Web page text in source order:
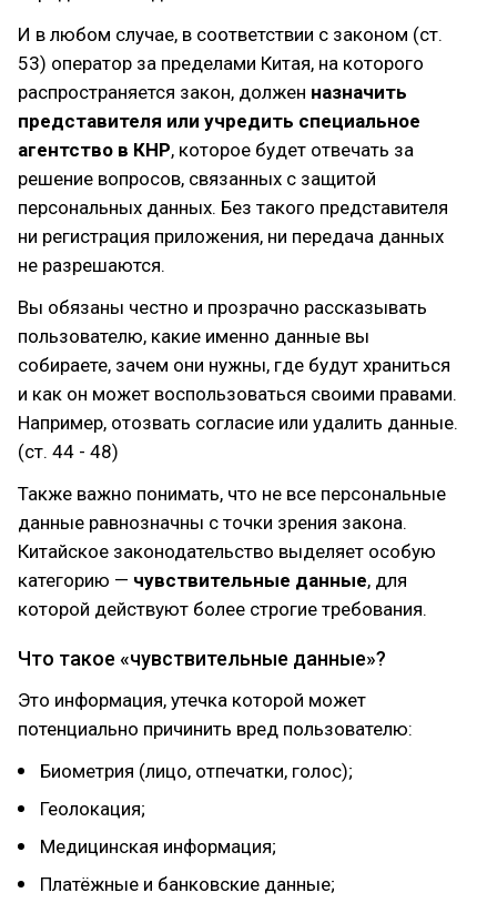
И в любом случае, в соответствии с законом (ст.
53) оператор за пределами Китая, на которого
распространяется закон, должен назначить
представителя или учредить специальное
агентство в КНР, которое будет отвечать за
решение вопросов, связанных с защитой
персональных данных. Без такого представителя
ни регистрация приложения, ни передача данных
не разрешаются.
Вы обязаны честно и прозрачно рассказывать
пользователю, какие именно данные вы
собираете, зачем они нужны, где будут храниться
и как он может воспользоваться своими правами.
Например, отозвать согласие или удалить данные.
(ст. 44 - 48)
Также важно понимать, что не все персональные
данные равнозначны с точки зрения закона.
Китайское законодательство выделяет особую
категорию — чувствительные данные, для
которой действуют более строгие требования.
Что такое «чувствительные данные»?
Это информация, утечка которой может
потенциально причинить вред пользователю:
Биометрия (лицо, отпечатки, голос);
Геолокация;
Медицинская информация;
Платёжные и банковские данные;